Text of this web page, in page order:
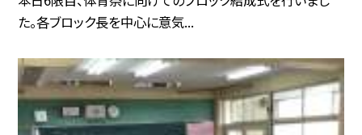
た。各ブロック長を中心に意気...